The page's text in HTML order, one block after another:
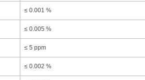
≤ 0.001 %
≤ 0.005 %
≤ 5 ppm
≤ 0.002 %